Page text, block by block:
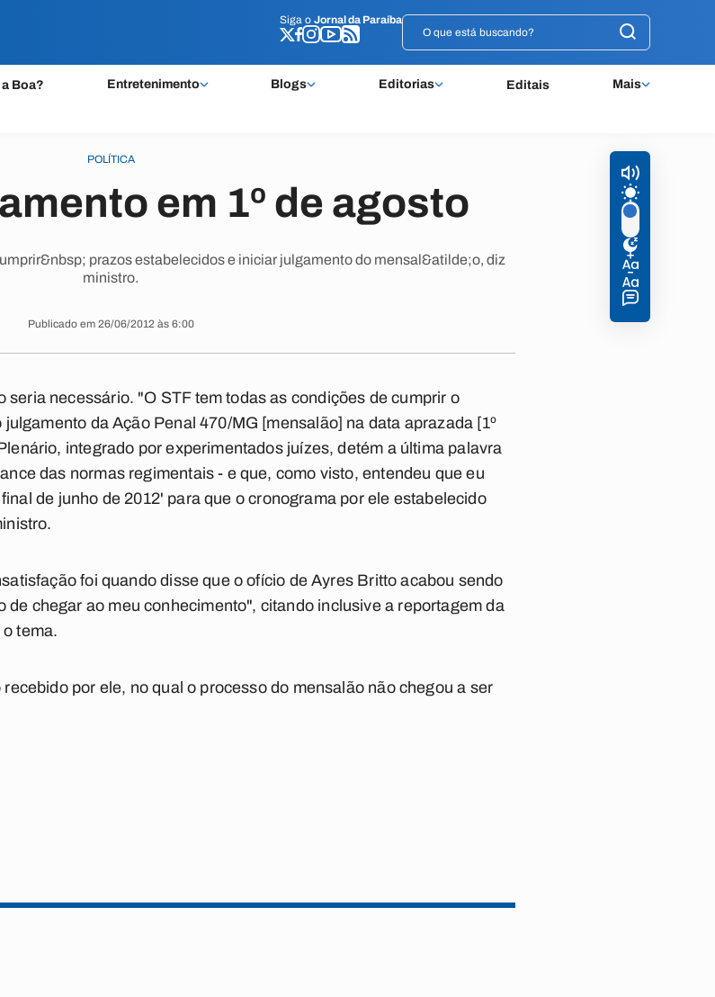
Siga o Jornal da Paraíba
Boa? Entretenimento Blogs Editorias Editais Mais
Siga o Jornal da Paraíba
POLÍTICA
em 1º de agosto
prazos estabelecidos e iniciar julgamento do mensal&atilde;o, diz
ministro.
Publicado em 26/06/2012 às 6:00
necessário. "O STF tem todas as condições de cumprir o
da Ação Penal 470/MG [mensalão] na data aprazada [1º
integrado por experimentados juízes, detém a última palavra
das normas regimentais - e que, como visto, entendeu que eu
de junho de 2012' para que o cronograma por ele estabelecido
foi quando disse que o ofício de Ayres Britto acabou sendo
chegar ao meu conhecimento", citando inclusive a reportagem da
tema.
por ele, no qual o processo do mensalão não chegou a ser